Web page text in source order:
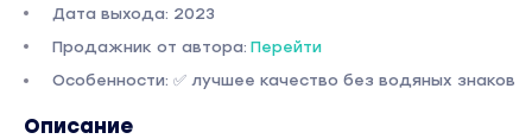
Дата выхода: 2023
Продажник от автора: Перейти
Особенности: ✅ лучшее качество без водяных знаков
Описание